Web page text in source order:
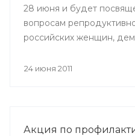
28 июня и будет
вопросам
российских женщин,
24 июня 2011
Акция по